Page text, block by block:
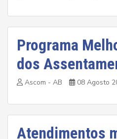
Programa
dos
Ascom - AB 08 Agosto
Atendimentos